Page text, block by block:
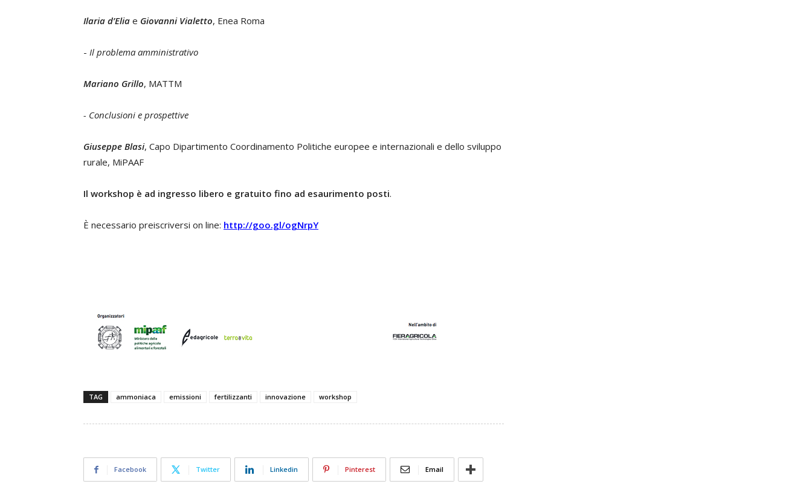
Ilaria d’Elia e Giovanni Vialetto, Enea Roma
- Il problema amministrativo
Mariano Grillo, MATTM
- Conclusioni e prospettive
Giuseppe Blasi, Capo Dipartimento Coordinamento Politiche europee e internazionali e dello sviluppo
rurale, MiPAAF
Il workshop è ad ingresso libero e gratuito fino ad esaurimento posti.
È necessario preiscriversi on line: http://goo.gl/ogNrpY
TAG ammoniaca emissioni fertilizzanti innovazione workshop
Facebook Twitter Linkedin Pinterest Email